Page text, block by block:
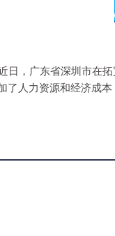
日，广东省深圳市在
了人力资源和经济成